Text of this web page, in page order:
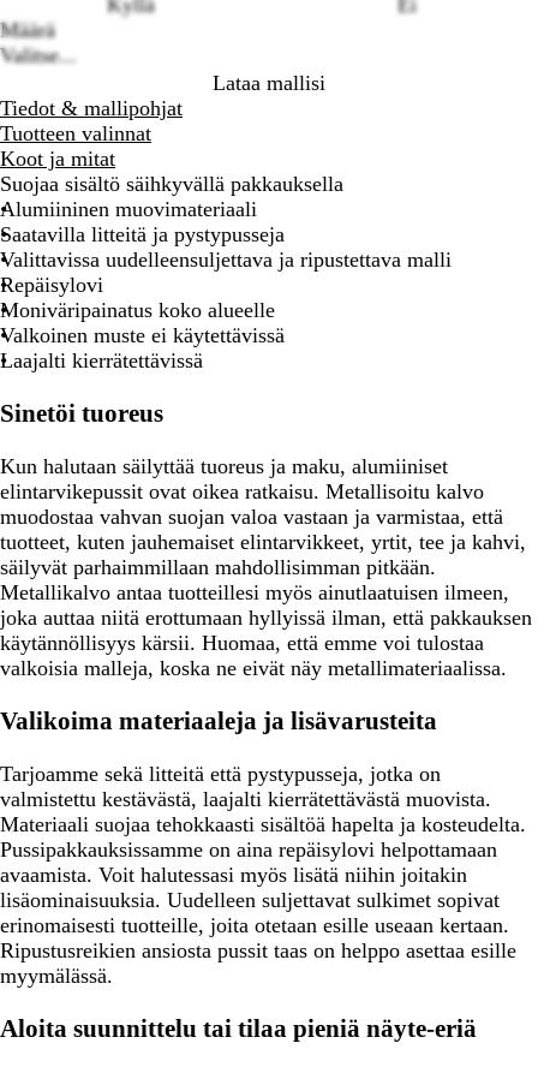
Kyllä
Ei
Määrä
Valitse...
Lataa mallisi
Tiedot & mallipohjat
Tuotteen valinnat
Koot ja mitat
Suojaa sisältö säihkyvällä pakkauksella
Alumiininen muovimateriaali
Saatavilla litteitä ja pystypusseja
Valittavissa uudelleensuljettava ja ripustettava malli
Repäisylovi
Moniväripainatus koko alueelle
Valkoinen muste ei käytettävissä
Laajalti kierrätettävissä
Sinetöi tuoreus
Kun halutaan säilyttää tuoreus ja maku, alumiiniset
elintarvikepussit ovat oikea ratkaisu. Metallisoitu kalvo
muodostaa vahvan suojan valoa vastaan ja varmistaa, että
tuotteet, kuten jauhemaiset elintarvikkeet, yrtit, tee ja kahvi,
säilyvät parhaimmillaan mahdollisimman pitkään.
Metallikalvo antaa tuotteillesi myös ainutlaatuisen ilmeen,
joka auttaa niitä erottumaan hyllyissä ilman, että pakkauksen
käytännöllisyys kärsii. Huomaa, että emme voi tulostaa
valkoisia malleja, koska ne eivät näy metallimateriaalissa.
Valikoima materiaaleja ja lisävarusteita
Tarjoamme sekä litteitä että pystypusseja, jotka on
valmistettu kestävästä, laajalti kierrätettävästä muovista.
Materiaali suojaa tehokkaasti sisältöä hapelta ja kosteudelta.
Pussipakkauksissamme on aina repäisylovi helpottamaan
avaamista. Voit halutessasi myös lisätä niihin joitakin
lisäominaisuuksia. Uudelleen suljettavat sulkimet sopivat
erinomaisesti tuotteille, joita otetaan esille useaan kertaan.
Ripustusreikien ansiosta pussit taas on helppo asettaa esille
myymälässä.
Aloita suunnittelu tai tilaa pieniä näyte-eriä